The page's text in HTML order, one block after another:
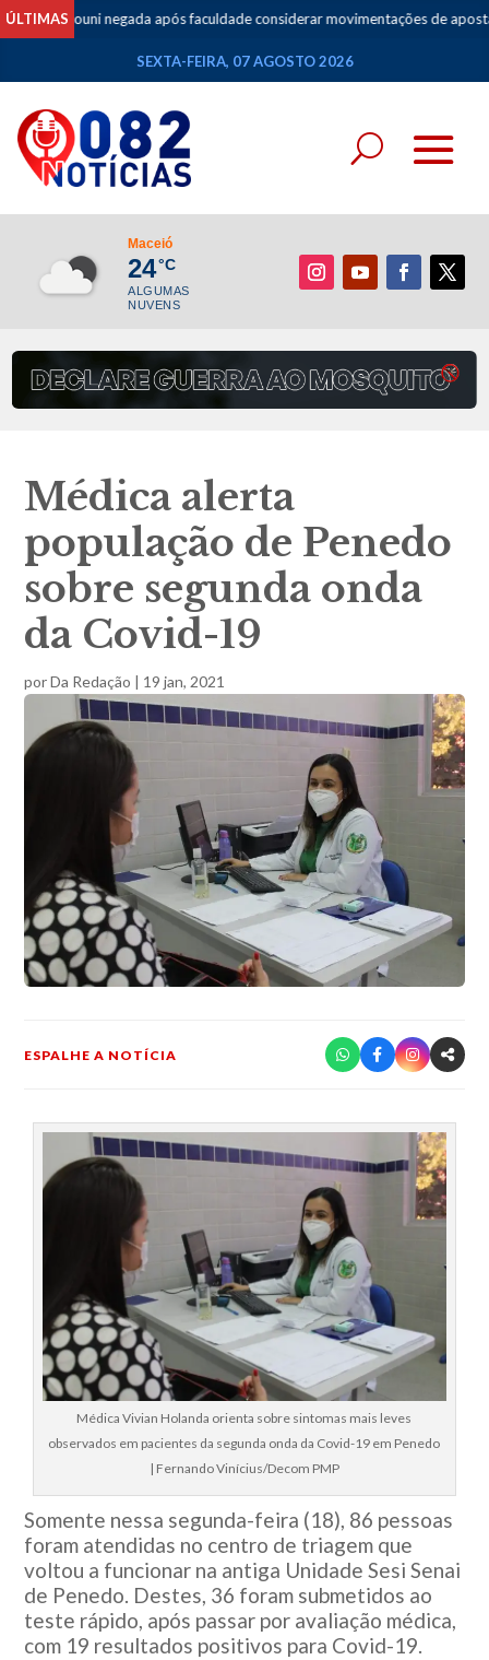
ÚLTIMAS
Prouni negada após faculdade considerar movimentações de apostas
SEXTA-FEIRA, 07 AGOSTO 2026
Maceió
24°C
ALGUMAS
NUVENS
Médica alerta
população de Penedo
sobre segunda onda
da Covid-19
porDa Redação | 19 jan, 2021
ESPALHE A NOTÍCIA
Médica Vivian Holanda orienta sobre sintomas mais leves
observados em pacientes da segunda onda da Covid-19 em Penedo
| Fernando Vinícius/Decom PMP
Somente nessa segunda-feira (18), 86 pessoas
foram atendidas no centro de triagem que
voltou a funcionar na antiga Unidade Sesi Senai
de Penedo. Destes, 36 foram submetidos ao
teste rápido, após passar por avaliação médica,
com 19 resultados positivos para Covid-19.